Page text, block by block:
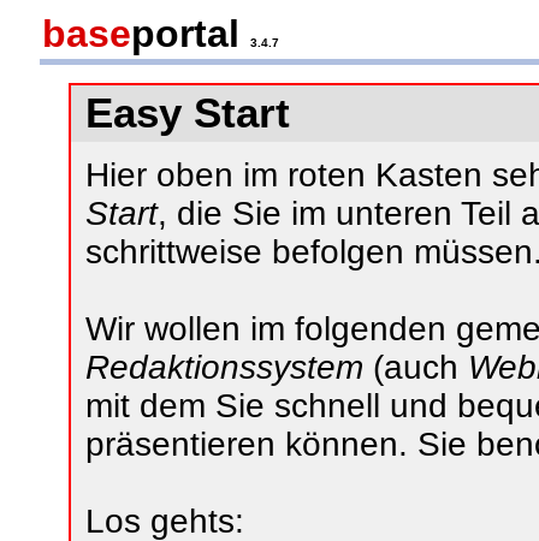
baseportal 3.4.7
Easy Start
Hier oben im roten Kasten
Start, die Sie im unteren Teil
schrittweise befolgen
Wir wollen im folgenden
Redaktionssystem (auch
mit dem Sie schnell und
präsentieren können. Sie
Los gehts: